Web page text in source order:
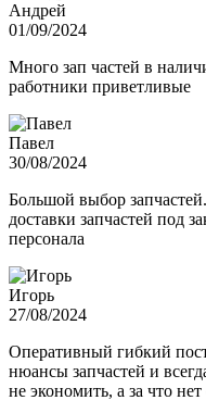
Андрей
01/09/2024
Много зап частей в
работники приветливые
Павел
30/08/2024
Большой выбор
доставки запчастей под
персонала
Игорь
27/08/2024
Оперативный гибкий
нюансы запчастей и
не экономить, а за что